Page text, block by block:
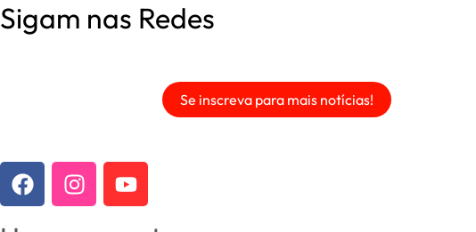
Sigam nas Redes
Se inscreva para mais notícias!